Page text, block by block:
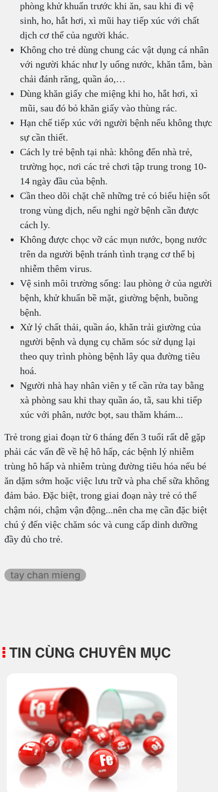
phòng khử khuẩn trước khi ăn, sau khi đi vệ
sinh, ho, hắt hơi, xì mũi hay tiếp xúc với chất
dịch cơ thể của người khác.
Không cho trẻ dùng chung các vật dụng cá nhân
với người khác như ly uống nước, khăn tắm, bàn
chải đánh răng, quần áo,…
Dùng khăn giấy che miệng khi ho, hắt hơi, xì
mũi, sau đó bỏ khăn giấy vào thùng rác.
Hạn chế tiếp xúc với người bệnh nếu không thực
sự cần thiết.
Cách ly trẻ bệnh tại nhà: không đến nhà trẻ,
trường học, nơi các trẻ chơi tập trung trong 10-
14 ngày đầu của bệnh.
Cần theo dõi chặt chẽ những trẻ có biểu hiện sốt
trong vùng dịch, nếu nghi ngờ bệnh cần được
cách ly.
Không được chọc vỡ các mụn nước, bọng nước
trên da người bệnh tránh tình trạng cơ thể bị
nhiễm thêm virus.
Vệ sinh môi trường sống: lau phòng ở của người
bệnh, khử khuẩn bề mặt, giường bệnh, buồng
bệnh.
Xử lý chất thải, quần áo, khăn trải giường của
người bệnh và dụng cụ chăm sóc sử dụng lại
theo quy trình phòng bệnh lây qua đường tiêu
hoá.
Người nhà hay nhân viên y tế cần rửa tay bằng
xà phòng sau khi thay quần áo, tã, sau khi tiếp
xúc với phân, nước bọt, sau thăm khám...
Trẻ trong giai đoạn từ 6 tháng đến 3 tuổi rất dễ gặp
phải các vấn đề về hệ hô hấp, các bệnh lý nhiễm
trùng hô hấp và nhiễm trùng đường tiêu hóa nếu bé
ăn dặm sớm hoặc việc lưu trữ và pha chế sữa không
đảm bảo. Đặc biệt, trong giai đoạn này trẻ có thể
chậm nói, chậm vận động...nên cha mẹ cần đặc biệt
chú ý đến việc chăm sóc và cung cấp dinh dưỡng
đầy đủ cho trẻ.
tay chan mieng
TIN CÙNG CHUYÊN MỤC